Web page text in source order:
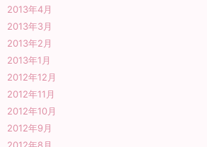
2013年4月
2013年3月
2013年2月
2013年1月
2012年12月
2012年11月
2012年10月
2012年9月